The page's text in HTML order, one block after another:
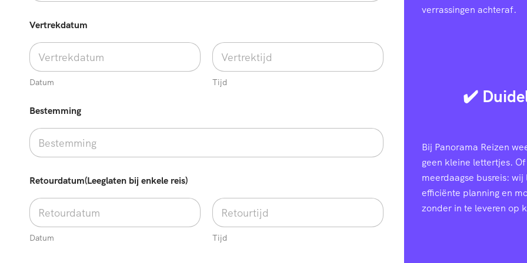
Vertrekdatum
Datum Tijd
Bestemming
Retourdatum(Leeglaten bij enkele reis)
Datum Tijd
verrassingen achteraf.
✔️
Bij Panorama Reizen
geen kleine lettertjes.
meerdaagse busreis:
efficiënte planning en
zonder in te leveren op